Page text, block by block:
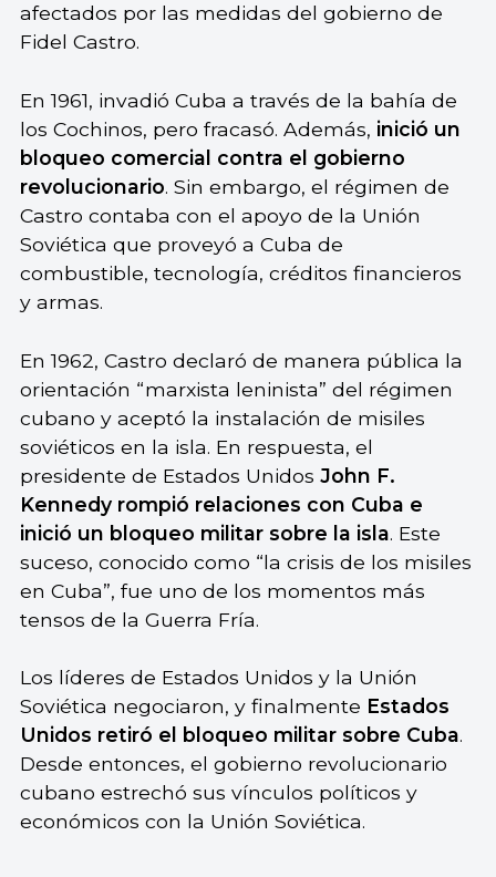
afectados por las medidas del gobierno de
Fidel Castro.
En 1961, invadió Cuba a través de la bahía de
los Cochinos, pero fracasó. Además, inició un
bloqueo comercial contra el gobierno
revolucionario. Sin embargo, el régimen de
Castro contaba con el apoyo de la Unión
Soviética que proveyó a Cuba de
combustible, tecnología, créditos financieros
y armas.
En 1962, Castro declaró de manera pública la
orientación “marxista leninista” del régimen
cubano y aceptó la instalación de misiles
soviéticos en la isla. En respuesta, el
presidente de Estados Unidos John F.
Kennedy rompió relaciones con Cuba e
inició un bloqueo militar sobre la isla. Este
suceso, conocido como “la crisis de los misiles
en Cuba”, fue uno de los momentos más
tensos de la Guerra Fría.
Los líderes de Estados Unidos y la Unión
Soviética negociaron, y finalmente Estados
Unidos retiró el bloqueo militar sobre Cuba.
Desde entonces, el gobierno revolucionario
cubano estrechó sus vínculos políticos y
económicos con la Unión Soviética.